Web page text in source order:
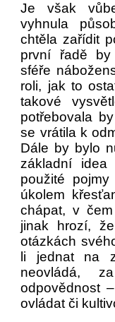
Je však
vyhnula
chtěla zařídit
první řadě
sféře
roli, jak to
takové
potřebovala
se vrátila k
Dále by bylo
základní idea
použité
úkolem
chápat, v
jinak hrozí,
otázkách
li jednat na
neovládá,
odpovědnost
ovládat či